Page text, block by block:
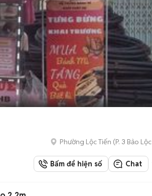
Phường Lộc Tiến (P. 3 Bảo Lộc
Bấm để hiện số Chat